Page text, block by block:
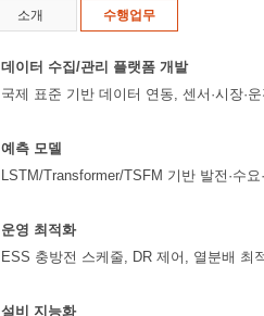
소개 수행업무
데이터 수집/관리 플랫폼 개발
국제 표준 기반 데이터 연동, 센서·시장·
예측 모델
LSTM/Transformer/TSFM 기반 발전·수
운영 최적화
ESS 충방전 스케줄, DR 제어, 열분배 최
설비 지능화